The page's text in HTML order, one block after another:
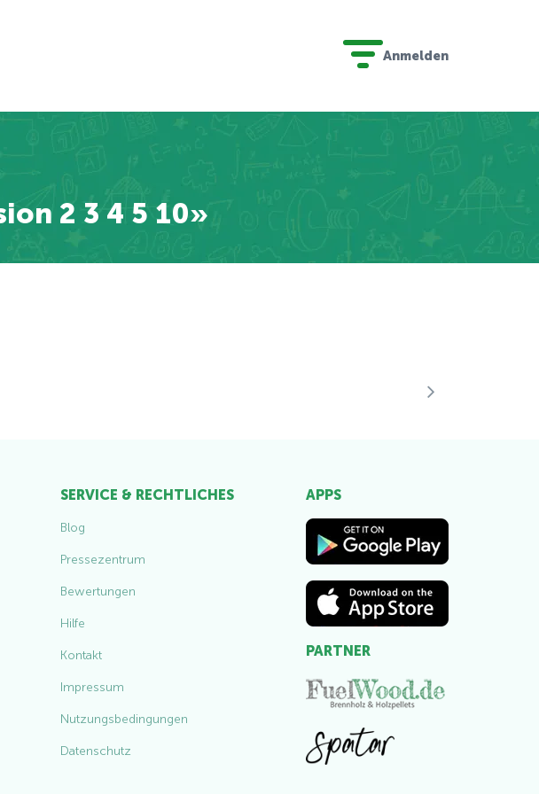
Anmelden
2 3 4 5 10»
SERVICE & RECHTLICHES
Blog
Pressezentrum
Bewertungen
Hilfe
Kontakt
Impressum
Nutzungsbedingungen
Datenschutz
APPS
PARTNER